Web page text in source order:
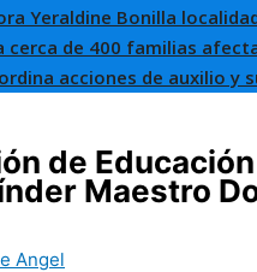
Yeraldine Bonilla
a cerca de 400 familias
acciones de auxilio y
de
Maestro
Angel